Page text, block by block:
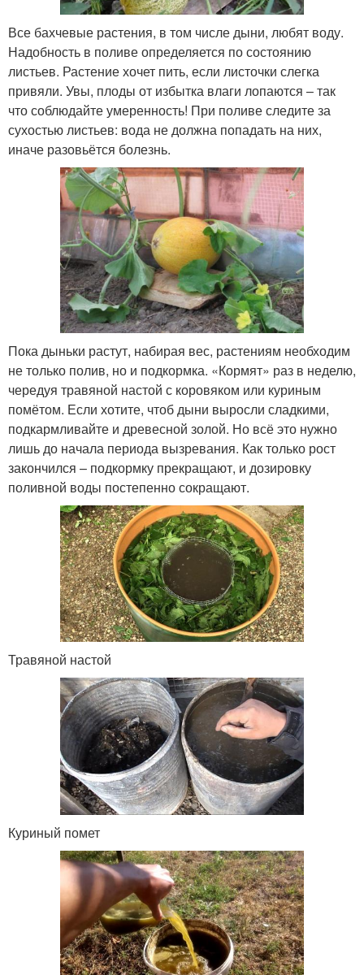
Все бахчевые растения, в том числе дыни, любят воду.
Надобность в поливе определяется по состоянию
листьев. Растение хочет пить, если листочки слегка
привяли. Увы, плоды от избытка влаги лопаются – так
что соблюдайте умеренность! При поливе следите за
сухостью листьев: вода не должна попадать на них,
иначе разовьётся болезнь.
Пока дыньки растут, набирая вес, растениям необходим
не только полив, но и подкормка. «Кормят» раз в неделю,
чередуя травяной настой с коровяком или куриным
помётом. Если хотите, чтоб дыни выросли сладкими,
подкармливайте и древесной золой. Но всё это нужно
лишь до начала периода вызревания. Как только рост
закончился – подкормку прекращают, и дозировку
поливной воды постепенно сокращают.
Травяной настой
Куриный помет